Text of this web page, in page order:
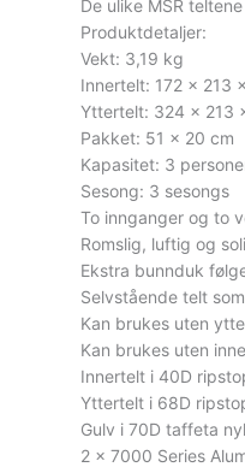
De ulike MSR
Produktdetaljer:
Vekt: 3,19 kg
Innertelt: 172 x 213
Yttertelt: 324 x 213
Pakket: 51 x 20 cm
Kapasitet: 3
Sesong: 3 sesongs
To innganger og to
Romslig, luftig og
Ekstra bunnduk
Selvstående telt
Kan brukes uten
Kan brukes uten
Innertelt i 40D
Yttertelt i 68D
Gulv i 70D taffeta
2 x 7000 Series